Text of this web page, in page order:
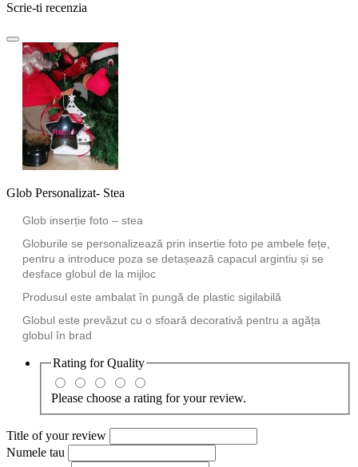
Scrie-ti recenzia
Glob Personalizat- Stea
Glob inserție foto – stea
Globurile se personalizează prin insertie foto pe ambele fețe,
pentru a introduce poza se detașează capacul argintiu și se
desface globul de la mijloc
Produsul este ambalat în pungă de plastic sigilabilă
Globul este prevăzut cu o sfoară decorativă pentru a agăța
globul în brad
Rating forQuality
Please choose a rating for your review.
Title of your review
Numele tau